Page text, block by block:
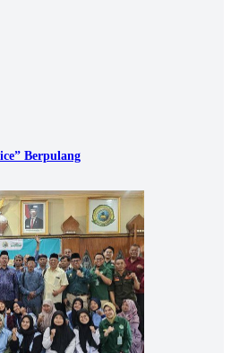
Berpulang